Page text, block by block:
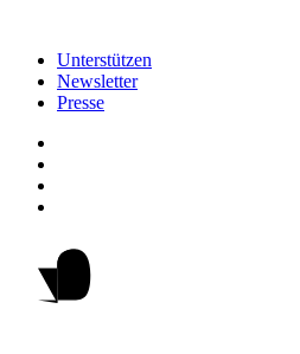
Unterstützen
Newsletter
Presse